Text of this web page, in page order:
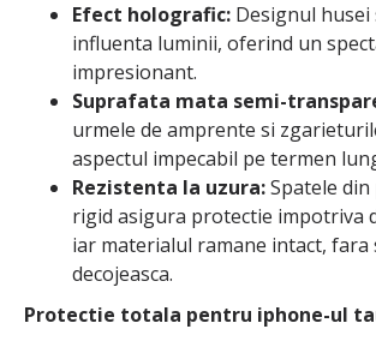
Efect holografic: Designul husei
influenta luminii, oferind un
impresionant.
Suprafata mata semi-
urmele de amprente si
aspectul impecabil pe termen
Rezistenta la uzura:Spatele
rigid asigura protectie impotriva
iar materialul ramane intact, fara
decojeasca.
Protectie totala pentru iphone-ul